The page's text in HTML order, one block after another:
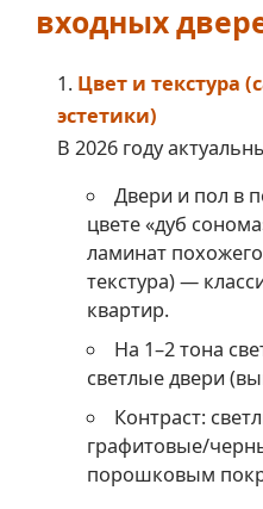
входных
Цвет и текстура
эстетики)
В 2026 году
Двери и пол в
цвете «дуб
ламинат
текстура) —
квартир.
На 1–2 тона
светлые двери
Контраст:
графитовые/
порошковым